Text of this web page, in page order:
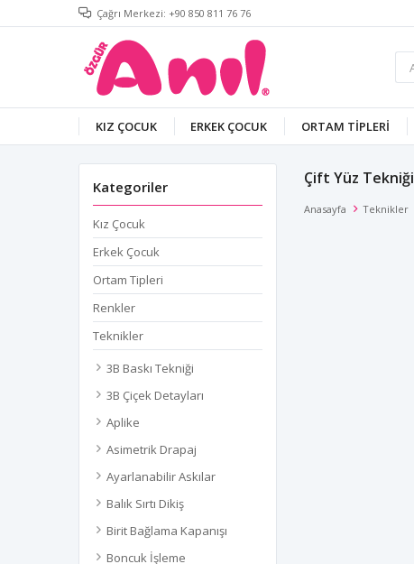
Çağrı Merkezi: +90 850 811 76 76
KIZ ÇOCUK ERKEK ÇOCUK ORTAM TIPLERI
Kategoriler
Kız Çocuk
Erkek Çocuk
Ortam Tipleri
Renkler
Teknikler
3B Baskı Tekniği
3B Çiçek Detayları
Aplike
Asimetrik Drapaj
Ayarlanabilir Askılar
Balık Sırtı Dikiş
Birit Bağlama Kapanışı
Boncuk İşleme
Çift Yüz Tekniği
Anasayfa Teknikler